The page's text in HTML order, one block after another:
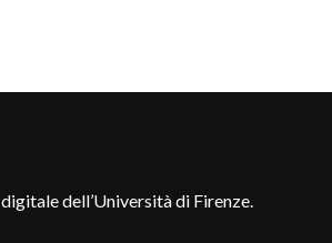
dell’Università di Firenze.